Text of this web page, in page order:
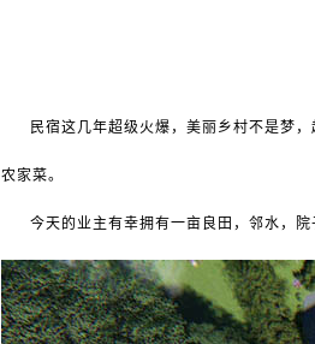
民宿这几年超级火爆，美丽乡村不是梦
农家菜。
今天的业主有幸拥有一亩良田，邻水，